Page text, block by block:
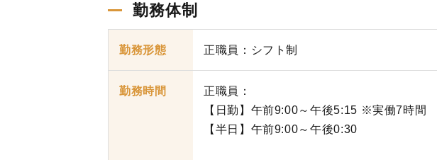
勤務体制
勤務形態 正職員：シフト制
勤務時間
正職員：
【日勤】午前9:00～午後5:15 ※実働7時間
【半日】午前9:00～午後0:30